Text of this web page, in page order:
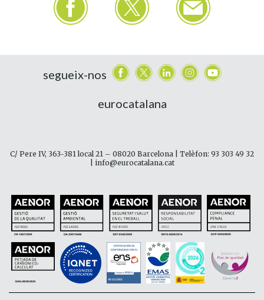
segueix-nos
eurocatalana
C/ Pere IV, 363-381 local 21 – 08020 Barcelona | Telèfon: 93 303 49 32
| info@eurocatalana.cat